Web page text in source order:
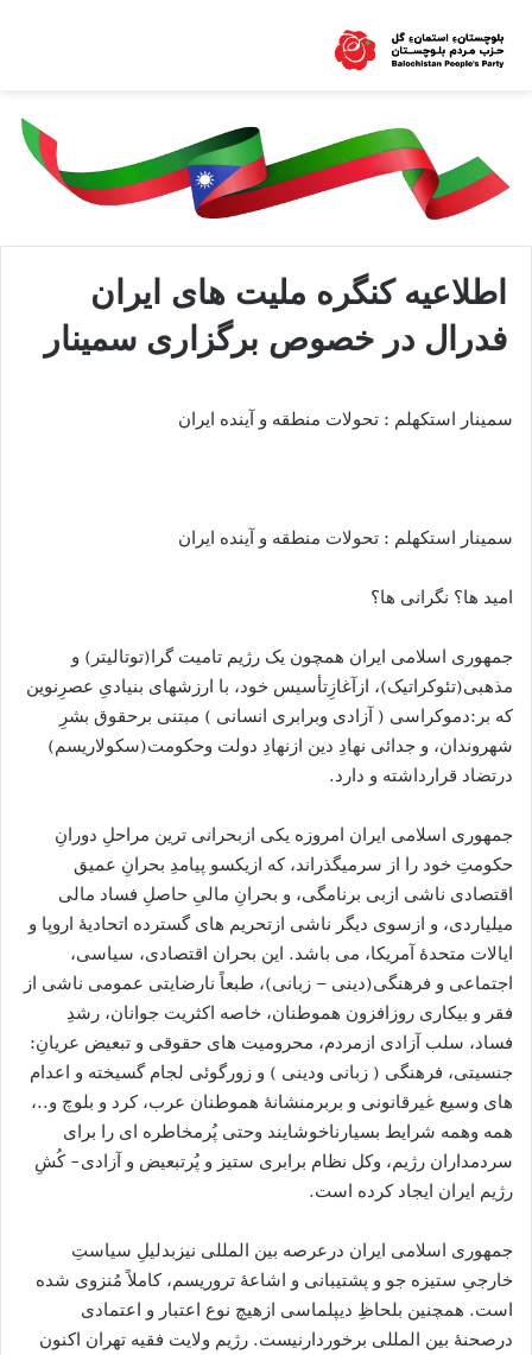
اطلاعیه کنگره ملیت های ایران
فدرال در خصوص برگزاری سمینار
سمينار استكهلم : تحولات منطقه و آينده ايران
سمينار استكهلم : تحولات منطقه و آينده ايران
اميد ها؟ نگرانى ها؟
جمهورى اسلامى ايران همچون یک رژیم تامیت گرا(توتالیتر) و
مذهبی(تئوکراتیک)، ازآغازِتأسیس خود، با ارزشهای بنیادیِ عصرِنوین
که بر:دموکراسی ( آزادی وبرابری انسانی ) مبتنی برحقوق بشرِ
شهروندان، و جدائی نهادِ دین ازنهادِ دولت وحکومت(سکولاریسم)
درتضاد قرارداشته و دارد.
جمهورى اسلامى ايران امروزه يكى ازبحرانى ترين مراحلِ دورانِ
حكومتِ خود را از سرميگذراند، که ازیکسو پیامدِ بحرانِ عميق
اقتصادى ناشی ازبی برنامگی، و بحرانِ مالىِ حاصلِ فساد مالی
میلیاردی، و ازسوی دیگر ناشی ازتحريم هاى گسترده اتحاديۀ اروپا و
ايالات متحدۀ آمريكا، می باشد. این بحران اقتصادی، سیاسی،
اجتماعی و فرهنگی(دینی – زبانی)، طبعاً نارضايتى عمومى ناشى از
فقر و بيكارى روزافزون هموطنان، خاصه اكثريت جوانان، رشدِ
فساد، سلب آزادى ازمردم، محروميت هاى حقوقى و تبعیض عریانِ:
جنسیتی، فرهنگی ( زبانی ودینی ) و زورگوئى لجام گسيخته و اعدام
هاى وسيع غيرقانونى و بربرمنشانۀ هموطنان عرب، كرد و بلوچ و..،
همه وهمه شرايط بسيارناخوشايند وحتى پُرمخاطره اى را براى
سردمداران رژيم، وکل نظام برابری ستیز و پُرتبعیض و آزادی- کُشِ
رژیم ايران ايجاد كرده است.
جمهورى اسلامى ایران درعرصه بين المللى نيزبدليلِ سياستِ
خارجىِ ستیزه جو و پشتيبانى و اشاعۀ تروريسم، كاملاً مُنزوى شده
است. همچنين بلحاظِ ديپلماسى ازهيچ نوع اعتبار و اعتمادى
درصحنۀ بین المللی برخوردارنيست. رژيم ولایت فقیه تهران اكنون